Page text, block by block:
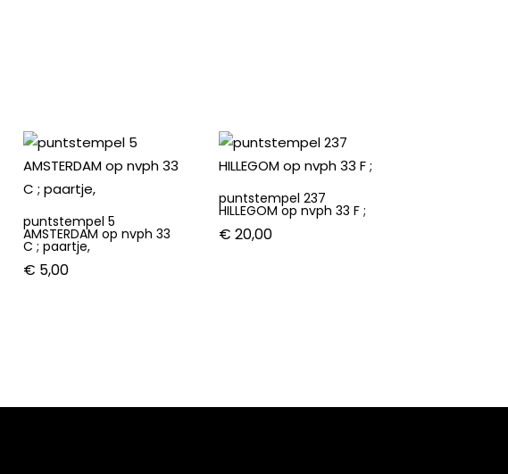
puntstempel 5
AMSTERDAM op nvph 33
C ; paartje,
€ 5,00
puntstempel 237
HILLEGOM op nvph 33 F ;
€ 20,00